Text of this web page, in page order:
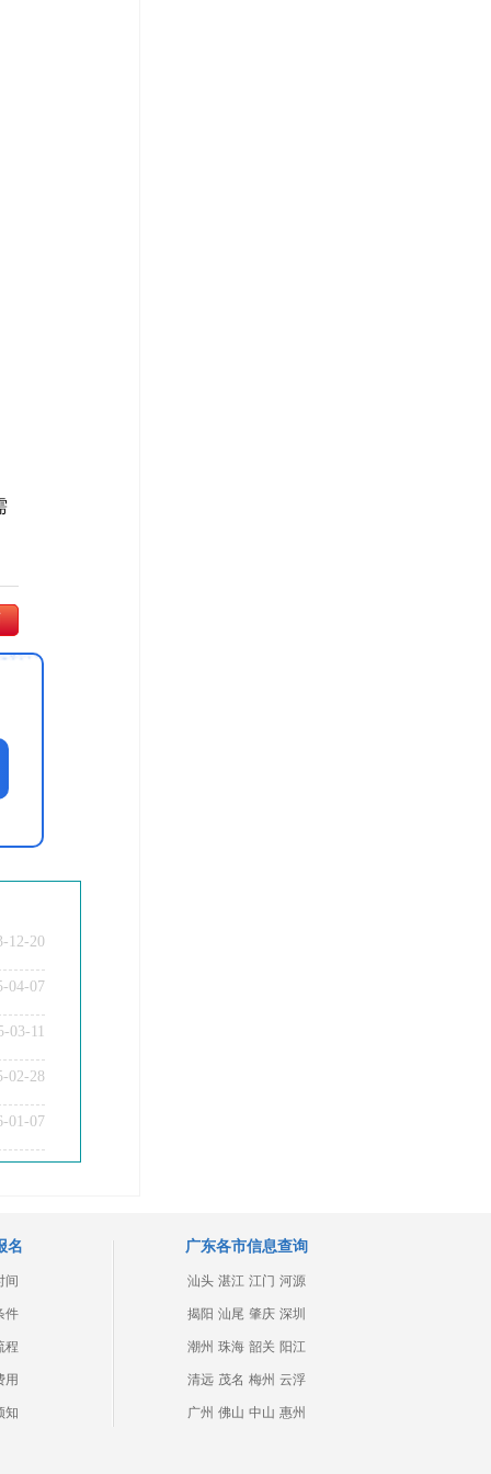
12-20
04-07
03-11
02-28
01-07
名
间
件
程
用
知
广东各市信息查询
汕头 湛江 江门 河源
揭阳 汕尾 肇庆 深圳
潮州 珠海 韶关 阳江
清远 茂名 梅州 云浮
广州 佛山 中山 惠州